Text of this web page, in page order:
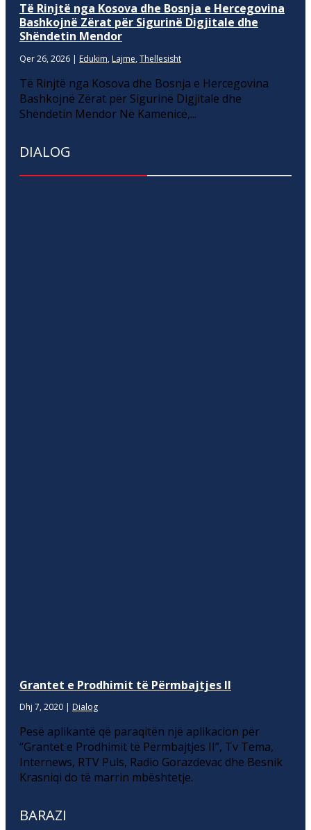
Të Rinjtë nga Kosova dhe Bosnja e Hercegovina
Bashkojnë Zërat për Sigurinë Digjitale dhe
Shëndetin Mendor
Qer 26, 2026 | Edukim, Lajme, Thellesisht
Të Rinjtë nga Kosova dhe Bosnja e Hercegovina
Bashkojnë Zërat për Sigurinë Digjitale dhe
Shëndetin Mendor Në Kamenicë,...
DIALOG
Grantet e Prodhimit të Përmbajtjes II
Dhj 7, 2020 | Dialog
Pesë aplikantë që paraqitën një aplikacion për
“Grantet e Prodhimit të Përmbajtjes II”, Tv Tema,
Internews, RTV Puls, Radio Gorazdevac dhe Besnik
Krasniqi do të marrin mbështetje.
BARAZI